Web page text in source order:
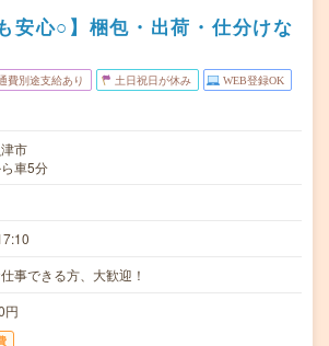
安心○】梱包・出荷・仕分けな
費別途支給あり 土日祝日が休み WEB登録OK
市
車5分
事できる方、大歓迎！
円